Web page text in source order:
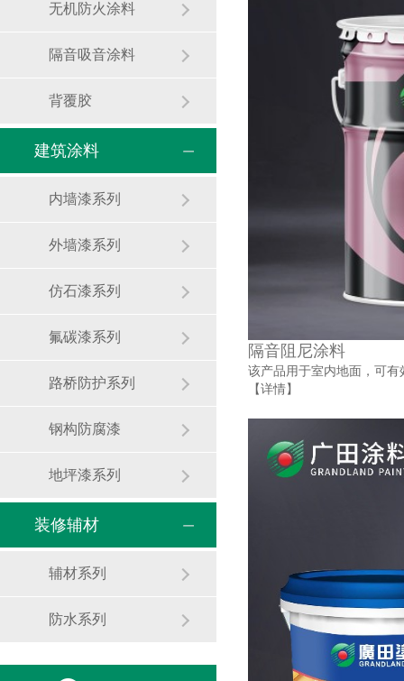
无机防火涂料
隔音吸音涂料
背覆胶
建筑涂料
内墙漆系列
外墙漆系列
仿石漆系列
氟碳漆系列
路桥防护系列
钢构防腐漆
地坪漆系列
装修辅材
辅材系列
防水系列
隔音阻尼涂料
该产品用于室内地面，可
【详情】